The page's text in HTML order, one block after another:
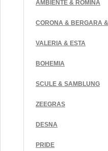
AMBIENTE & ROMINA
CORONA & BERGARA
VALERIA & ESTA
BOHEMIA
SCULE & SAMBLUNG
ZEEGRAS
DESNA
PRIDE